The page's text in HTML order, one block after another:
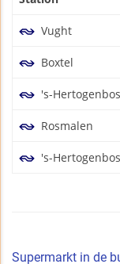
Vught
Boxtel
's-
Rosmalen
's-
Supermarkt in de